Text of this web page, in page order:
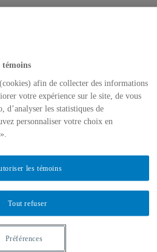
de géographie
recherche
témoins
afin de collecter des informations
votre expérience sur le site, de vous
d’analyser les statistiques de
personnaliser votre choix en
Tout refuser
les témoins
Préférences